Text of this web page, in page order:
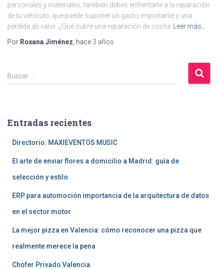
personales y materiales, también debes enfrentarte a la reparación
de tu vehículo, que puede suponer un gasto importante y una
pérdida de valor. ¿Qué cubre una reparación de coche
Leer más…
Por Roxana Jiménez , hace 3 años
B
u
r
Buscar …
Entradas recientes
Directorio: MAXIEVENTOS MUSIC
El arte de enviar flores a domicilio a Madrid: guía de
selección y estilo
ERP para automoción importancia de la arquitectura de datos
en el sector motor
La mejor pizza en Valencia: cómo reconocer una pizza que
realmente merece la pena
Chofer Privado Valencia